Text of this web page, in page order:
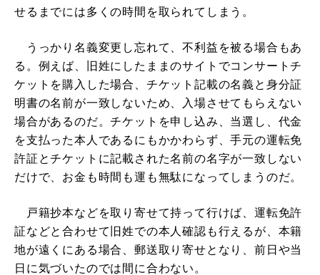
せるまでには多くの時間を取られてしまう。
うっかり名義変更し忘れて、不利益を被る場合もあ
る。例えば、旧姓にしたままのサイトでコンサートチ
ケットを購入した場合、チケット記載の名義と身分証
明書の名前が一致しないため、入場させてもらえない
場合があるのだ。チケットを申し込み、当選し、代金
を支払った本人であるにもかかわらず、手元の運転免
許証とチケットに記載された名前の名字が一致しない
だけで、お金も時間も運も無駄になってしまうのだ。
戸籍抄本などを取り寄せて持って行けば、運転免許
証などと合わせて旧姓での本人確認も行えるが、本籍
地が遠くにある場合、郵送取り寄せとなり、前日や当
日に気づいたのでは間に合わない。